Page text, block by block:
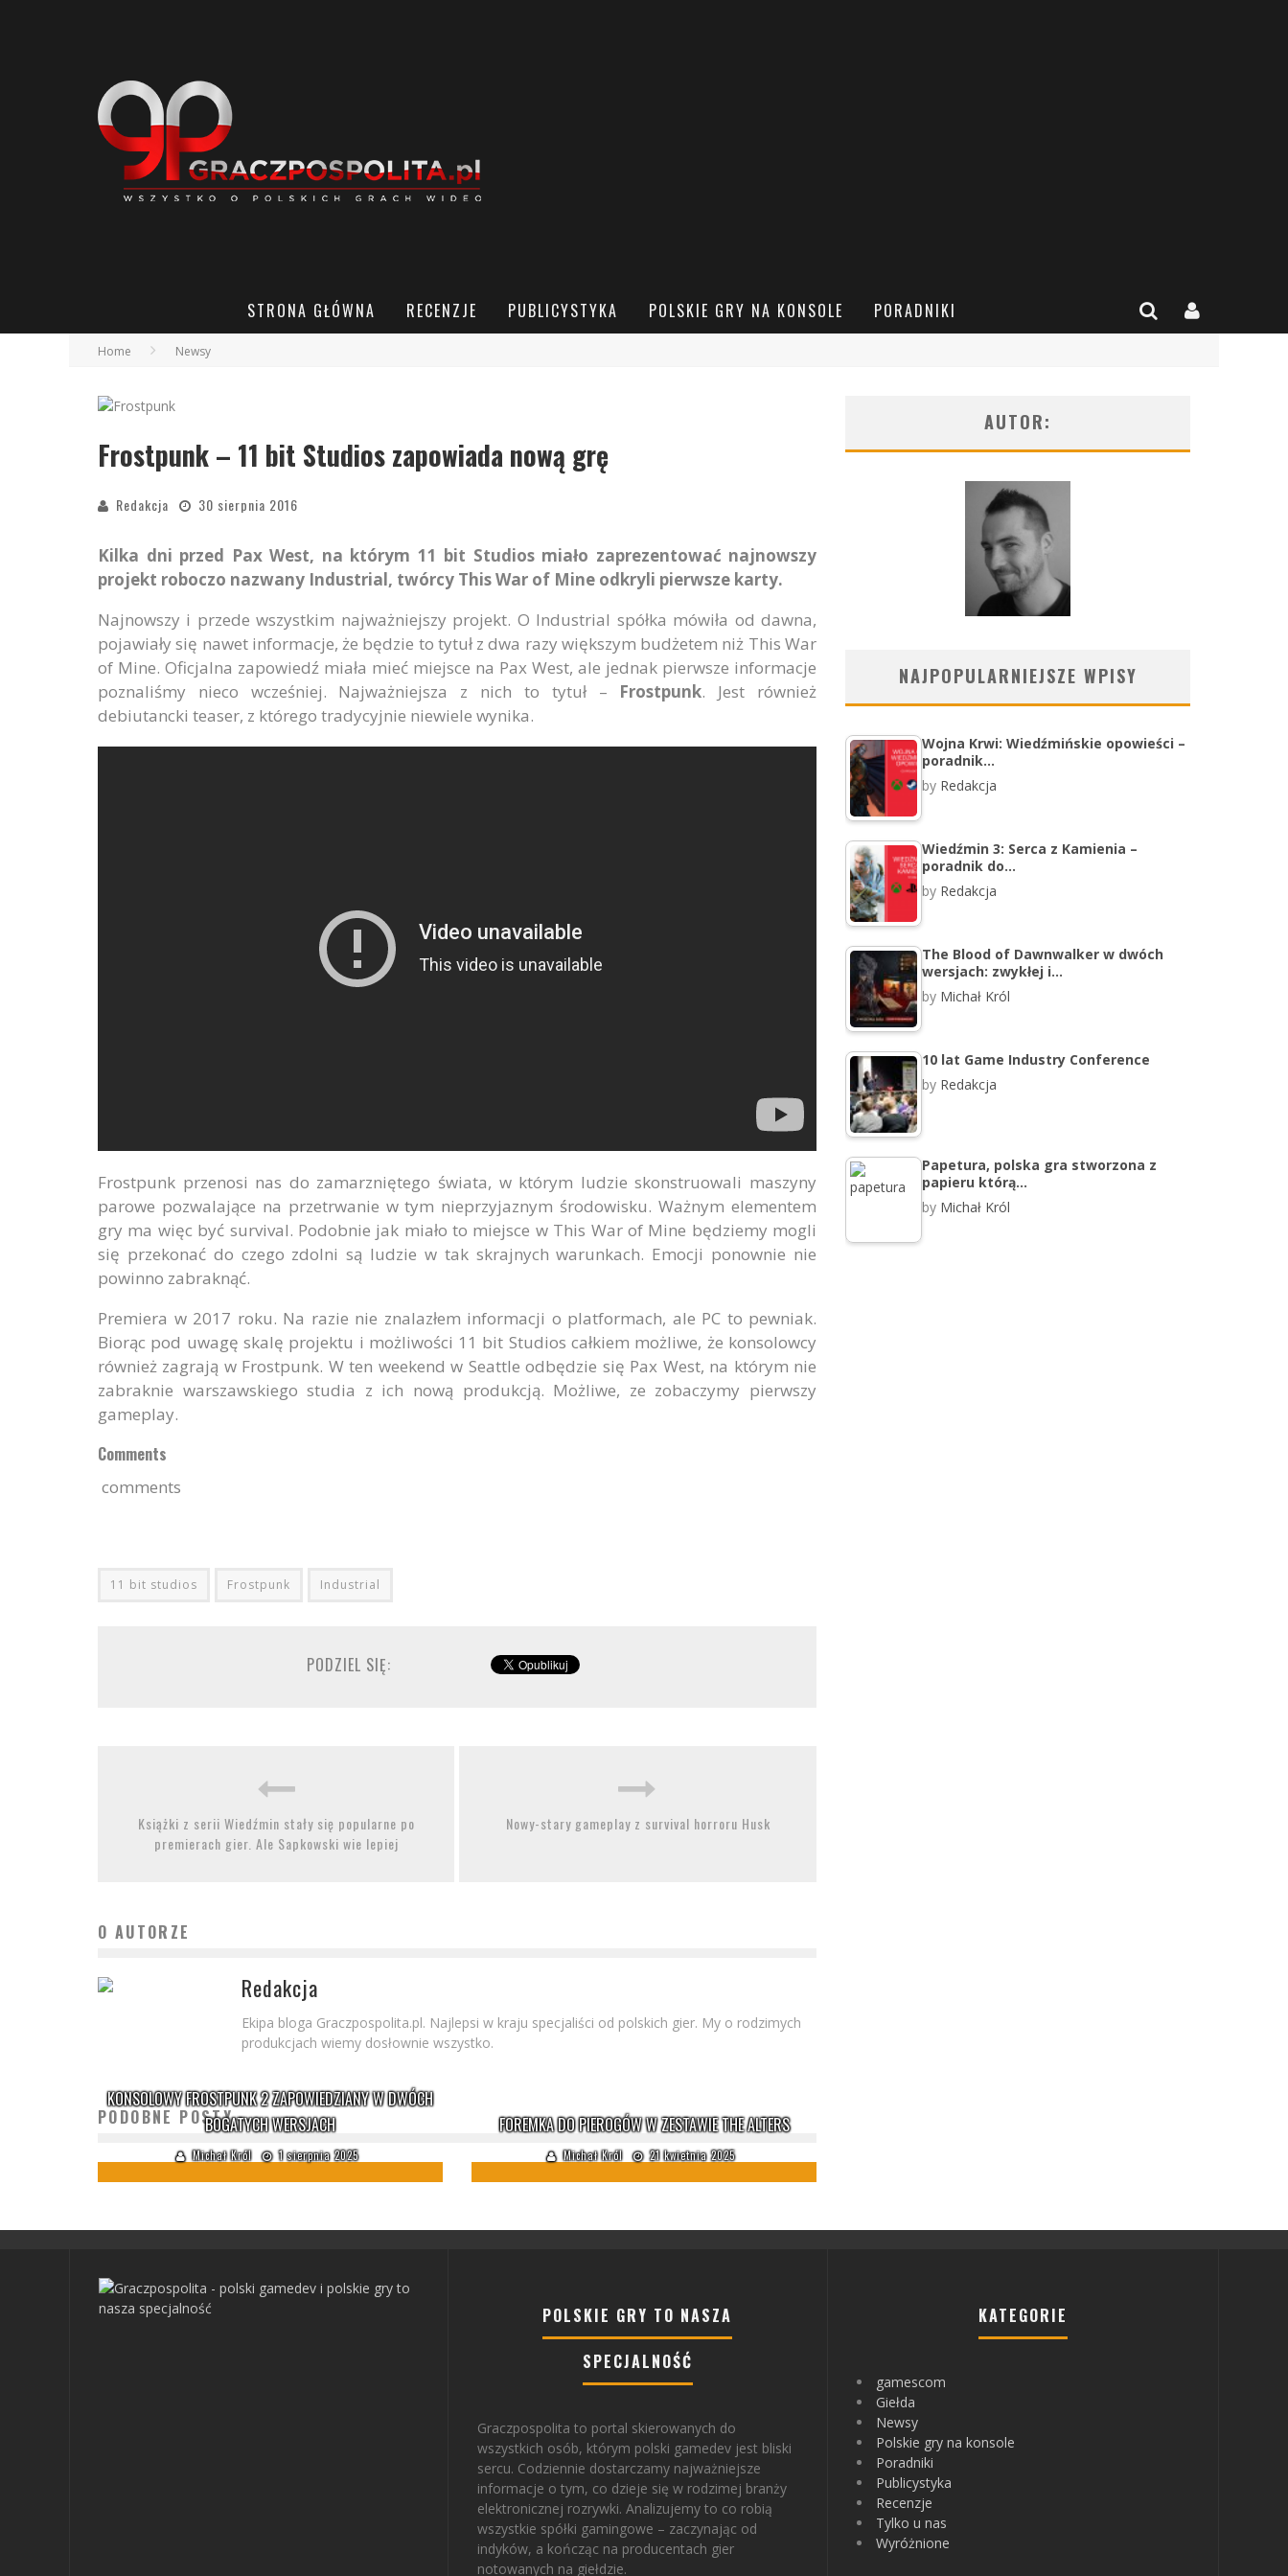
STRONA GŁÓWNA RECENZJE PUBLICYSTYKA POLSKIE GRY NA KONSOLE PORADNIKI
Home Newsy
Frostpunk – 11 bit Studios zapowiada nową grę
Redakcja 30 sierpnia 2016
Kilka dni przed Pax West, na którym 11 bit Studios miało zaprezentować najnowszy
projekt roboczo nazwany Industrial, twórcy This War of Mine odkryli pierwsze karty.
Najnowszy i przede wszystkim najważniejszy projekt. O Industrial spółka mówiła od dawna,
pojawiały się nawet informacje, że będzie to tytuł z dwa razy większym budżetem niż This War
of Mine. Oficjalna zapowiedź miała mieć miejsce na Pax West, ale jednak pierwsze informacje
poznaliśmy nieco wcześniej. Najważniejsza z nich to tytuł – Frostpunk. Jest również
debiutancki teaser, z którego tradycyjnie niewiele wynika.
Frostpunk przenosi nas do zamarzniętego świata, w którym ludzie skonstruowali maszyny
parowe pozwalające na przetrwanie w tym nieprzyjaznym środowisku. Ważnym elementem
gry ma więc być survival. Podobnie jak miało to miejsce w This War of Mine będziemy mogli
się przekonać do czego zdolni są ludzie w tak skrajnych warunkach. Emocji ponownie nie
powinno zabraknąć.
Premiera w 2017 roku. Na razie nie znalazłem informacji o platformach, ale PC to pewniak.
Biorąc pod uwagę skalę projektu i możliwości 11 bit Studios całkiem możliwe, że konsolowcy
również zagrają w Frostpunk. W ten weekend w Seattle odbędzie się Pax West, na którym nie
zabraknie warszawskiego studia z ich nową produkcją. Możliwe, ze zobaczymy pierwszy
gameplay.
Comments
comments
11 bit studios Frostpunk Industrial
PODZIEL SIĘ:
Książki z serii Wiedźmin stały się popularne po
premierach gier. Ale Sapkowski wie lepiej
Nowy-stary gameplay z survival horroru Husk
O AUTORZE
Redakcja
Ekipa bloga Graczpospolita.pl. Najlepsi w kraju specjaliści od polskich gier. My o rodzimych
produkcjach wiemy dosłownie wszystko.
PODOBNE POSTY
KONSOLOWY FROSTPUNK 2 ZAPOWIEDZIANY W DWÓCH
BOGATYCH WERSJACH
Michał Król 1 sierpnia 2025
FOREMKA DO PIEROGÓW W ZESTAWIE THE ALTERS
Michał Król 21 kwietnia 2025
AUTOR:
NAJPOPULARNIEJSZE WPISY
Wojna Krwi: Wiedźmińskie opowieści –
poradnik…
by Redakcja
Wiedźmin 3: Serca z Kamienia –
poradnik do…
by Redakcja
The Blood of Dawnwalker w dwóch
wersjach: zwykłej i…
by Michał Król
10 lat Game Industry Conference
by Redakcja
Papetura, polska gra stworzona z
papieru którą…
by Michał Król
POLSKIE GRY TO NASZA
SPECJALNOŚĆ
Graczpospolita to portal skierowanych do
wszystkich osób, którym polski gamedev jest bliski
sercu. Codziennie dostarczamy najważniejsze
informacje o tym, co dzieje się w rodzimej branży
elektronicznej rozrywki. Analizujemy to co robią
wszystkie spółki gamingowe – zaczynając od
indyków, a kończąc na producentach gier
notowanych na giełdzie.
KATEGORIE
gamescom
Giełda
Newsy
Polskie gry na konsole
Poradniki
Publicystyka
Recenzje
Tylko u nas
Wyróżnione